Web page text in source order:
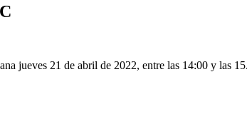
jueves 21 de abril de 2022, entre las 14:00 y las